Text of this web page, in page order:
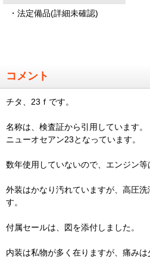
・法定備品(詳細未確認)
コメント
チタ、23ｆです。
名称は、検査証から引用しています。
ニューオセアン23となっています。
数年使用していないので、エンジン等
外装はかなり汚れていますが、高圧
す。
付属セールは、図を添付しました。
内装は私物が多く在りますが、痛みは